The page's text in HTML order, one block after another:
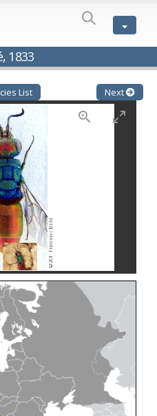
1833
List Next